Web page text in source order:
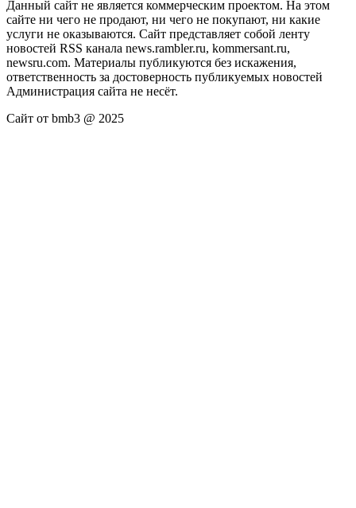
Данный сайт не является коммерческим проектом. На этом
сайте ни чего не продают, ни чего не покупают, ни какие
услуги не оказываются. Сайт представляет собой ленту
новостей RSS канала news.rambler.ru, kommersant.ru,
newsru.com. Материалы публикуются без искажения,
ответственность за достоверность публикуемых новостей
Администрация сайта не несёт.
Сайт от bmb3 @ 2025